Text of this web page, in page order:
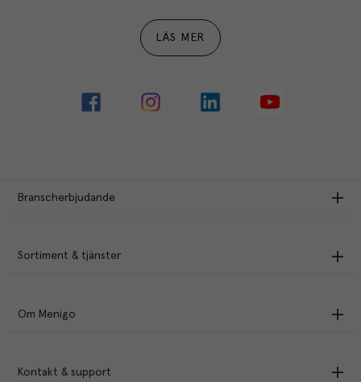
LÄS MER
Branscherbjudande
Sortiment & tjänster
Om Menigo
Kontakt & support